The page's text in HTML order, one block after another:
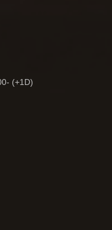
(+1D)